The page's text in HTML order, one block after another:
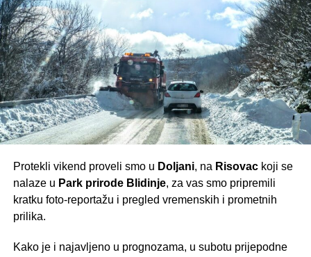
Važno je istaknuti kako se na današnjoj misi okupilo više
od 150 vjernika, dok taj broj u pojedinim nedjeljama
doseže i do 300. Značajan dio okupljenih čine turisti koji
borave na Risovcu u svojim vikendicama. Ovakav odaziv
vjernika dodatno ohrabruje i potvrđuje kako će izgradnja
crkve biti uspješno dovršena u skladu s planovima.
Protekli vikend proveli smo u Doljani, na Risovackoji se
nalaze u Park prirode Blidinje, za vas smo pripremili
kratku foto-reportažu i pregled vremenskih i prometnih
prilika.
Kako je i najavljeno u prognozama, u subotu prijepodne